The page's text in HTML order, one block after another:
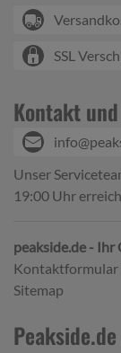
SSL
Kontakt
Unser
19:00 Uhr
peakside.de -
Kontaktformular
Sitemap